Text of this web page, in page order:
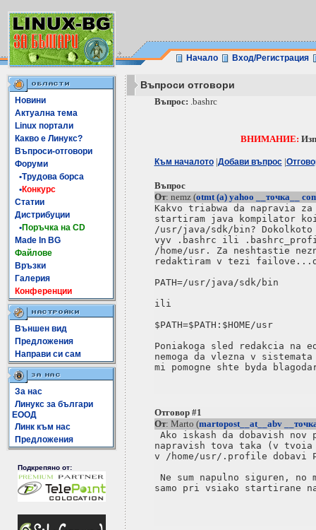
Начало Вход/Регистрация
Новини
Актуална тема
Linux портали
Какво е Линукс?
Въпроси-отговори
Форуми
•Трудова борса
•Конкурс
Статии
Дистрибуции
•Поръчка на CD
Made In BG
Файлове
Връзки
Галерия
Конференции
Външен вид
Предложения
Направи си сам
За нас
Линукс за българи
ЕООД
Линк към нас
Предложения
Подкрепяно от:
Въпроси отговори
Въпрос: .bashrc
ВНИМАНИЕ:
Към началото|Добави въпрос|
Въпрос
От: nemz (otmt (a) yahoo __точка__
Kakvo triabwa da napravia
startiram java kompilator
/usr/java/sdk/bin?
vyv .bashrc ili
/home/usr. Za neshtastie
redaktiram v tezi
PATH=/usr/java/sdk/bin
ili
$PATH=$PATH:$HOME/usr
Poniakoga sled redakcia
nemoga da vlezna v
Отговор #1
От: Marto (martopost__at__abv
Ako iskash da dobavish nov
napravish tova taka (v
v /home/usr/.profile dobavi
Ne sum napulno siguren,
samo pri vsiako startirane